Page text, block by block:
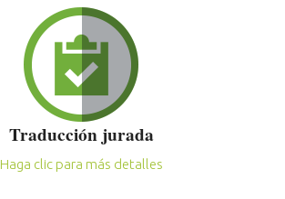
Traducción jurada
Haga clic para más detalles